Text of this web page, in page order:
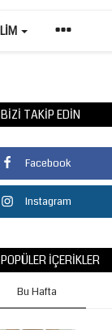
BIZI TAKIP EDIN
Facebook
Instagram
POPÜLER İÇERIKLER
Bu Hafta